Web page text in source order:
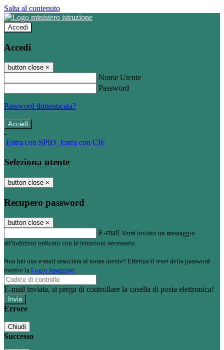
Salta al contenuto
Accedi
Accedi
button close ×
Nome Utente
Password
Password dimenticata?
-
Entra con SPID Entra con CIE
Seleziona utente
button close ×
Recupero password
button close ×
E-mail Verrà inviato un messaggio
all'indirizzo indicato con le istruzioni necessarie.
Non hai una e-mail associata al nome utente? Effettua il reset della password
tramite la Login Spaggiari
E-mail inviata, si prega di controllare la casella di posta elettronica!
Errore
Chiudi
Successo